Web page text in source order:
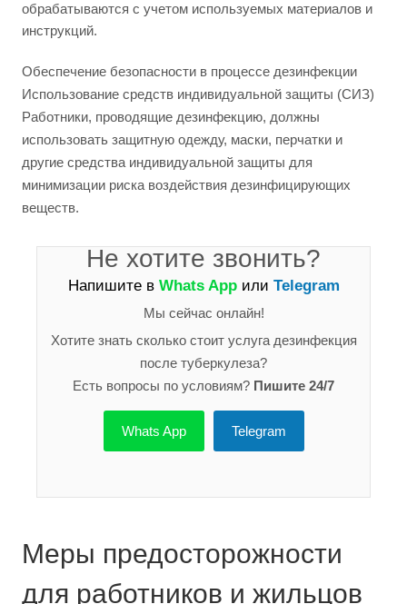
обрабатываются с учетом используемых материалов и
инструкций.
Обеспечение безопасности в процессе дезинфекции
Использование средств индивидуальной защиты (СИЗ)
Работники, проводящие дезинфекцию, должны
использовать защитную одежду, маски, перчатки и
другие средства индивидуальной защиты для
минимизации риска воздействия дезинфицирующих
веществ.
Не хотите звонить?
Напишите в Whats Appили Telegram
Мы сейчас онлайн!
Хотите знать сколько стоит услуга дезинфекция
после туберкулеза?
Есть вопросы по условиям? Пишите 24/7
Whats App Telegram
Меры предосторожности
для работников и жильцов